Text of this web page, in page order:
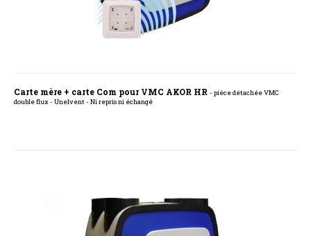
Carte mère + carte Com pour VMC AKOR HR - pièce détachée VMC
double flux - Unelvent - Ni repris ni échangé